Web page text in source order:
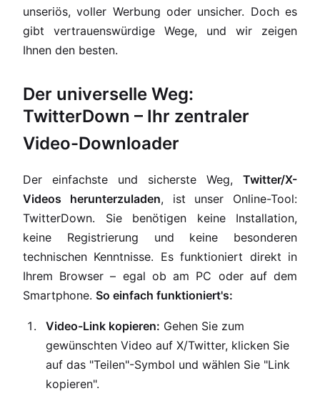
unseriös, voller Werbung oder unsicher. Doch es
gibt vertrauenswürdige Wege, und wir zeigen
Ihnen den besten.
Der universelle Weg:
TwitterDown – Ihr zentraler
Video-Downloader
Der einfachste und sicherste Weg, Twitter/X-
Videos herunterzuladen, ist unser Online-Tool:
TwitterDown. Sie benötigen keine Installation,
keine Registrierung und keine besonderen
technischen Kenntnisse. Es funktioniert direkt in
Ihrem Browser – egal ob am PC oder auf dem
Smartphone. So einfach funktioniert's:
Video-Link kopieren: Gehen Sie zum
gewünschten Video auf X/Twitter, klicken Sie
auf das "Teilen"-Symbol und wählen Sie "Link
kopieren".